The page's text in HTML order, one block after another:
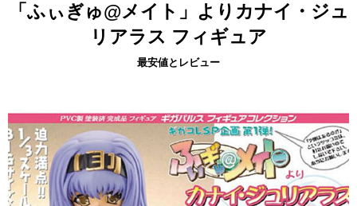
「ふぃぎゅ@メイト」よりカナイ・ジュ
リアラス フィギュア
最安値とレビュー